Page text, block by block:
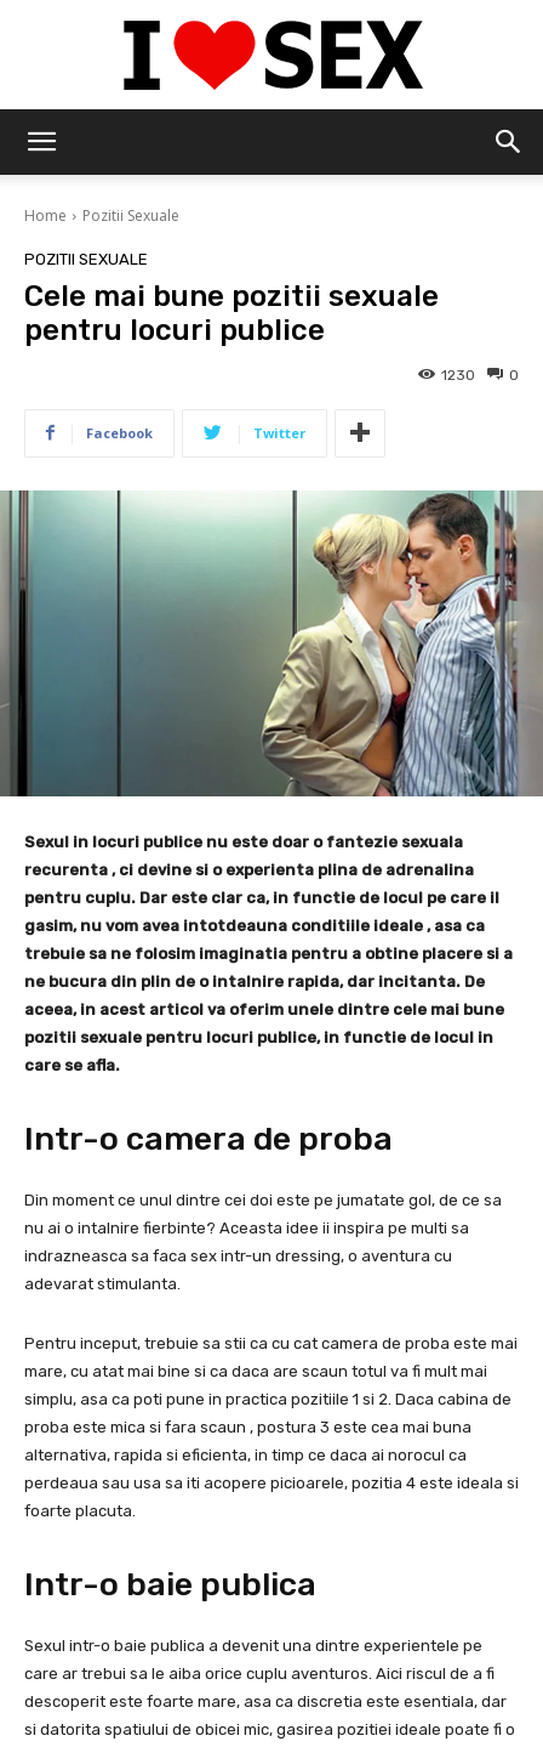
Home Pozitii Sexuale
POZITII SEXUALE
Cele mai bune pozitii sexuale
pentru locuri publice
0
1230
Facebook Twitter
Sexul in locuri publice nu este doar o fantezie sexuala
recurenta , ci devine si o experienta plina de adrenalina
pentru cuplu. Dar este clar ca, in functie de locul pe care il
gasim, nu vom avea intotdeauna conditiile ideale , asa ca
trebuie sa ne folosim imaginatia pentru a obtine placere si a
ne bucura din plin de o intalnire rapida, dar incitanta. De
aceea, in acest articol va oferim unele dintre cele mai bune
pozitii sexuale pentru locuri publice, in functie de locul in
care se afla.
Intr-o camera de proba
Din moment ce unul dintre cei doi este pe jumatate gol, de ce sa
nu ai o intalnire fierbinte? Aceasta idee ii inspira pe multi sa
indrazneasca sa faca sex intr-un dressing, o aventura cu
adevarat stimulanta.
Pentru inceput, trebuie sa stii ca cu cat camera de proba este mai
mare, cu atat mai bine si ca daca are scaun totul va fi mult mai
simplu, asa ca poti pune in practica pozitiile 1 si 2. Daca cabina de
proba este mica si fara scaun , postura 3 este cea mai buna
alternativa, rapida si eficienta, in timp ce daca ai norocul ca
perdeaua sau usa sa iti acopere picioarele, pozitia 4 este ideala si
foarte placuta.
Intr-o baie publica
Sexul intr-o baie publica a devenit una dintre experientele pe
care ar trebui sa le aiba orice cuplu aventuros. Aici riscul de a fi
descoperit este foarte mare, asa ca discretia este esentiala, dar
si datorita spatiului de obicei mic, gasirea pozitiei ideale poate fi o